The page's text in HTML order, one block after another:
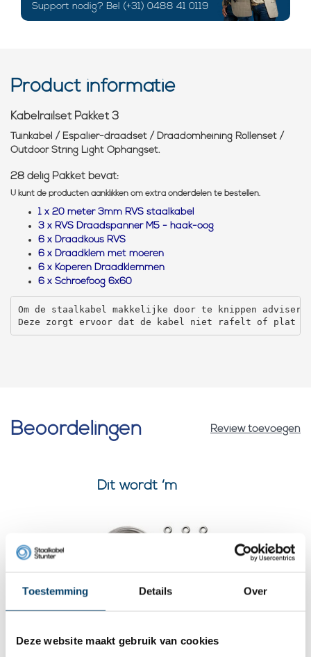
Toestemming Details Over
Deze website maakt gebruik van cookies
Support nodig? Bel (+31) 0488 41 0119
Product informatie
Kabelrailset Pakket 3
Tuinkabel / Espalier-draadset / Draadomheining Rollenset /
Outdoor String Light Ophangset.
28 delig Pakket bevat:
U kunt de producten aanklikken om extra onderdelen te bestellen.
1 x 20 meter 3mm RVS staalkabel
3 x RVS Draadspanner M5 - haak-oog
6 x Draadkous RVS
6 x Draadklem met moeren
6 x Koperen Draadklemmen
6 x Schroefoog 6x60
Om de staalkabel makkelijke door te knippen
Deze zorgt ervoor dat de kabel niet rafelt of plat
Beoordelingen Review toevoegen
Dit wordt ‘m